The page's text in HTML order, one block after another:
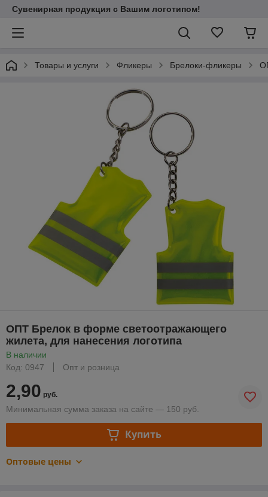
Сувенирная продукция с Вашим логотипом!
Товары и услуги Фликеры Брелоки-фликеры
ОПТ Брелок в форме светоотражающего
жилета, для нанесения логотипа
В наличии
Код: 0947
Опт и розница
2,90 руб.
Минимальная сумма заказа на сайте — 150 руб.
Купить
Оптовые цены